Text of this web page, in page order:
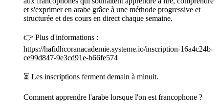
et s'exprimer en arabe grâce à une méthode progressive et
structurée et des cours en direct chaque semaine.
👉 Plus d'informations :
https://hafidhcoranacademie.systeme.io/inscription-16a4c24b-
ce99d847-9e3cd91e-b66fe574
⏳ Les inscriptions ferment demain à minuit.
Comment apprendre l'arabe lorsque l'on est francophone ?